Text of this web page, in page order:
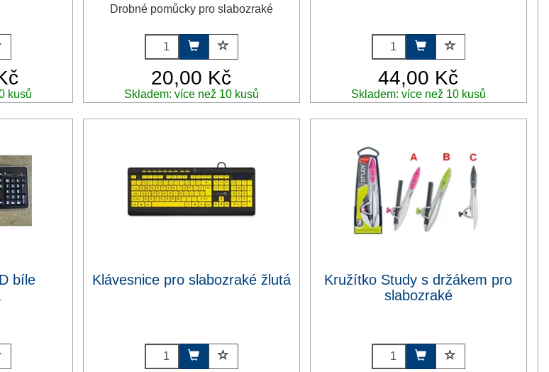
kusů
Drobné pomůcky pro slabozraké
20,00 Kč
Skladem: více než 10 kusů
44,00 Kč
Skladem: více než 10 kusů
bíle
Klávesnice pro slabozraké žlutá
Kružítko Study s držákem pro
slabozraké